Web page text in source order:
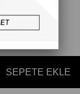
₺93.027,01